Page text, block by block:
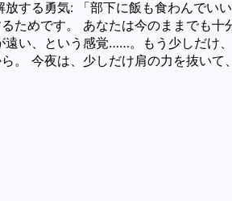
する勇気: 「部下に飯も食わんでい
めです。 あなたは今のままでも
い、という感覚……。もう少しだけ
今夜は、少しだけ肩の力を抜いて